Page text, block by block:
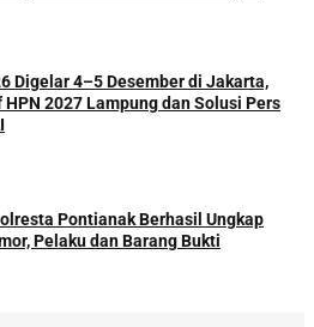
Digelar 4–5 Desember di Jakarta,
2027 Lampung dan Solusi Pers
Pontianak Berhasil Ungkap
Pelaku dan Barang Bukti